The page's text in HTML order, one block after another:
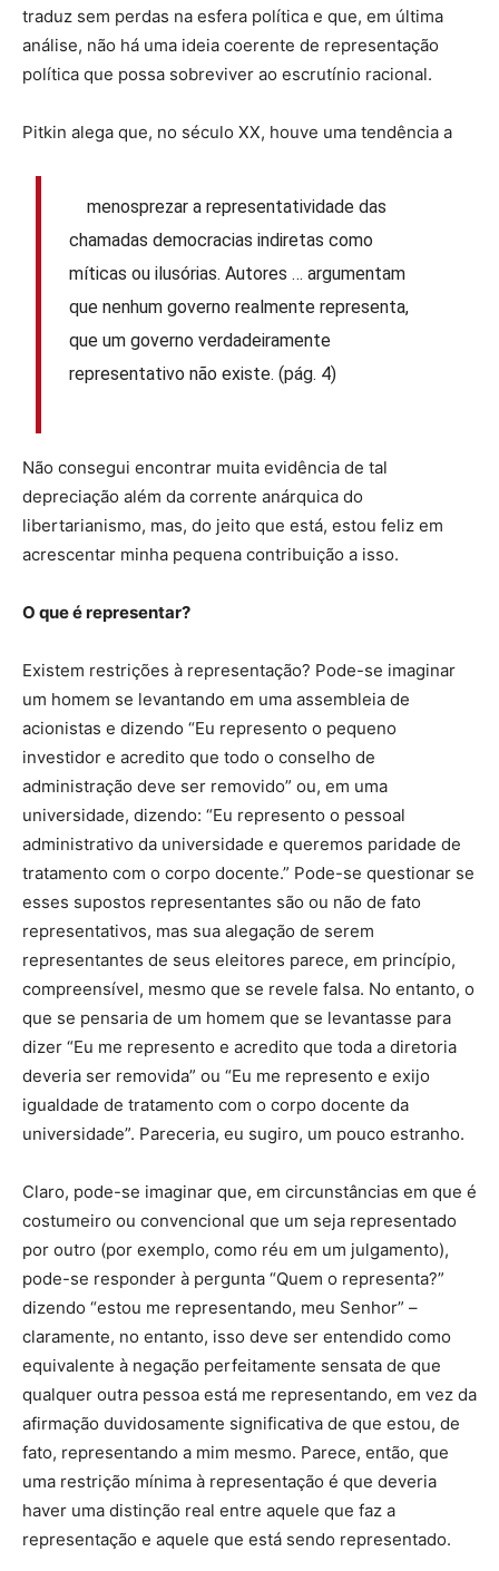
traduz sem perdas na esfera política e que, em última
análise, não há uma ideia coerente de representação
política que possa sobreviver ao escrutínio racional.
Pitkin alega que, no século XX, houve uma tendência a
menosprezar a representatividade das
chamadas democracias indiretas como
míticas ou ilusórias. Autores … argumentam
que nenhum governo realmente representa,
que um governo verdadeiramente
representativo não existe. (pág. 4)
Não consegui encontrar muita evidência de tal
depreciação além da corrente anárquica do
libertarianismo, mas, do jeito que está, estou feliz em
acrescentar minha pequena contribuição a isso.
O que é representar?
Existem restrições à representação? Pode-se imaginar
um homem se levantando em uma assembleia de
acionistas e dizendo “Eu represento o pequeno
investidor e acredito que todo o conselho de
administração deve ser removido” ou, em uma
universidade, dizendo: “Eu represento o pessoal
administrativo da universidade e queremos paridade de
tratamento com o corpo docente.” Pode-se questionar se
esses supostos representantes são ou não de fato
representativos, mas sua alegação de serem
representantes de seus eleitores parece, em princípio,
compreensível, mesmo que se revele falsa. No entanto, o
que se pensaria de um homem que se levantasse para
dizer “Eu me represento e acredito que toda a diretoria
deveria ser removida” ou “Eu me represento e exijo
igualdade de tratamento com o corpo docente da
universidade”. Pareceria, eu sugiro, um pouco estranho.
Claro, pode-se imaginar que, em circunstâncias em que é
costumeiro ou convencional que um seja representado
por outro (por exemplo, como réu em um julgamento),
pode-se responder à pergunta “Quem o representa?”
dizendo “estou me representando, meu Senhor” –
claramente, no entanto, isso deve ser entendido como
equivalente à negação perfeitamente sensata de que
qualquer outra pessoa está me representando, em vez da
afirmação duvidosamente significativa de que estou, de
fato, representando a mim mesmo. Parece, então, que
uma restrição mínima à representação é que deveria
haver uma distinção real entre aquele que faz a
representação e aquele que está sendo representado.